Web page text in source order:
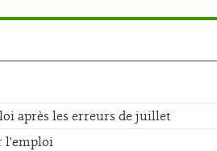
après les erreurs de juillet
l'emploi